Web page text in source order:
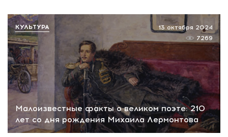
Малоизвестные факты о великом поэте: 210
лет со дня рождения Михаила Лермонтова
13 октября 2024
7269
КУЛЬТУРА